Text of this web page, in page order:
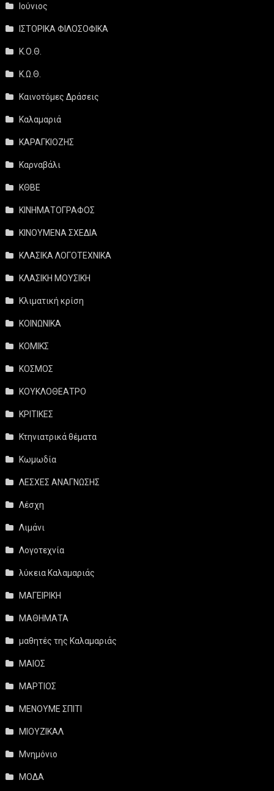
Ιούνιος
ΙΣΤΟΡΙΚΑ ΦΙΛΟΣΟΦΙΚΑ
Κ.Ο.Θ.
Κ.Ω.Θ.
Καινοτόμες Δράσεις
Καλαμαριά
ΚΑΡΑΓΚΙΟΖΗΣ
Καρναβάλι
ΚΘΒΕ
ΚΙΝΗΜΑΤΟΓΡΑΦΟΣ
ΚΙΝΟΥΜΕΝΑ ΣΧΕΔΙΑ
ΚΛΑΣΙΚΑ ΛΟΓΟΤΕΧΝΙΚΑ
ΚΛΑΣΙΚΗ ΜΟΥΣΙΚΗ
Κλιματική κρίση
ΚΟΙΝΩΝΙΚΑ
ΚΟΜΙΚΣ
ΚΟΣΜΟΣ
ΚΟΥΚΛΟΘΕΑΤΡΟ
ΚΡΙΤΙΚΕΣ
Κτηνιατρικά θέματα
Κωμωδία
ΛΕΣΧΕΣ ΑΝΑΓΝΩΣΗΣ
Λέσχη
Λιμάνι
Λογοτεχνία
λύκεια Καλαμαριάς
ΜΑΓΕΙΡΙΚΗ
ΜΑΘΗΜΑΤΑ
μαθητές της Καλαμαριάς
ΜΑΙΟΣ
ΜΑΡΤΙΟΣ
ΜΕΝΟΥΜΕ ΣΠΙΤΙ
ΜΙΟΥΖΙΚΑΛ
Μνημόνιο
ΜΟΔΑ